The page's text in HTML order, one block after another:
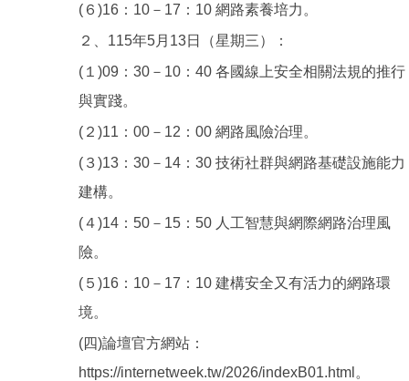
(６)16：10－17：10 網路素養培力。
２、115年5月13日（星期三）：
(１)09：30－10：40 各國線上安全相關法規的推行
與實踐。
(２)11：00－12：00 網路風險治理。
(３)13：30－14：30 技術社群與網路基礎設施能力
建構。
(４)14：50－15：50 人工智慧與網際網路治理風
險。
(５)16：10－17：10 建構安全又有活力的網路環
境。
(四)論壇官方網站：
https://internetweek.tw/2026/indexB01.html。